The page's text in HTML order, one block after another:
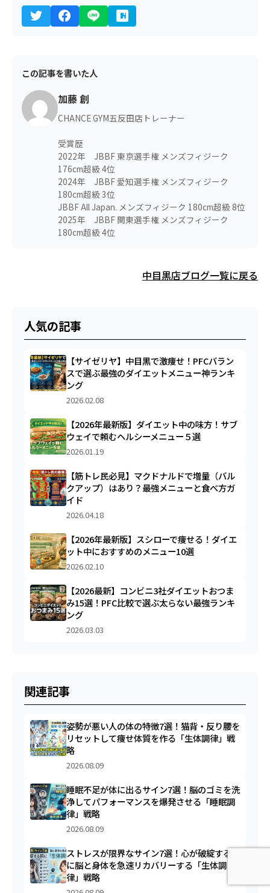
この記事を書いた人
加藤 創
CHANCE GYM五反田店トレーナー
受賞歴
2022年 JBBF 東京選手権 メンズフィジーク
176cm超級 4位
2024年 JBBF 愛知選手権 メンズフィジーク
180cm超級 3位
JBBF All Japan. メンズフィジーク 180cm超級 8位
2025年 JBBF 関東選手権 メンズフィジーク
180cm超級 4位
中目黒店ブログ一覧に戻る
人気の記事
【サイゼリヤ】中目黒で激痩せ！PFCバラン
スで選ぶ最強のダイエットメニュー神ランキ
ング
2026.02.08
【2026年最新版】ダイエット中の味方！サブ
ウェイで頼むヘルシーメニュー５選
2026.01.19
【筋トレ民必見】マクドナルドで増量（バル
クアップ）はあり？最強メニューと食べ方ガ
イド
2026.04.18
【2026年最新版】スシローで痩せる！ダイエ
ット中におすすめのメニュー10選
2026.02.10
【2026最新】コンビニ3社ダイエットおつま
み15選！PFC比較で選ぶ太らない最強ランキ
ング
2026.03.03
関連記事
姿勢が悪い人の体の特徴7選！猫背・反り腰を
リセットして痩せ体質を作る「生体調律」戦
略
2026.08.09
睡眠不足が体に出るサイン7選！脳のゴミを洗
浄してパフォーマンスを爆発させる「睡眠調
律」戦略
2026.08.09
ストレスが限界なサイン7選！心が破綻する前
に脳と身体を急速リカバリーする「生体調
律」戦略